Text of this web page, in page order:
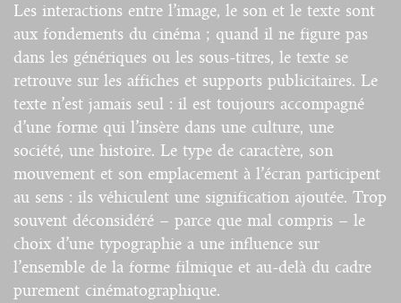
Les interactions entre l’image, le son et le texte sont
aux fondements du cinéma ; quand il ne figure pas
dans les génériques ou les sous-titres, le texte se
retrouve sur les affiches et supports publicitaires. Le
texte n’est jamais seul : il est toujours accompagné
d’une forme qui l’insère dans une culture, une
société, une histoire. Le type de caractère, son
mouvement et son emplacement à l’écran participent
au sens : ils véhiculent une signification ajoutée. Trop
souvent déconsidéré – parce que mal compris – le
choix d’une typographie a une influence sur
l’ensemble de la forme filmique et au-delà du cadre
purement cinématographique.